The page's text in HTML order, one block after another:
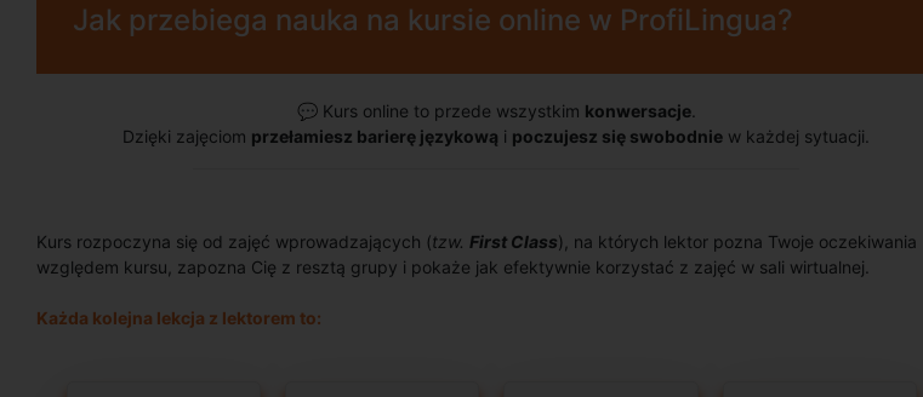
Jak przebiega nauka na kursie online w ProfiLingua?
💬 Kurs online to przede wszystkim konwersacje.
Dzięki zajęciom przełamiesz barierę językową i poczujesz się swobodnie w każdej sytuacji.
Kurs rozpoczyna się od zajęć wprowadzających (tzw. First Class), na których lektor pozna Twoje oczekiwania
względem kursu, zapozna Cię z resztą grupy i pokaże jak efektywnie korzystać z zajęć w sali wirtualnej.
Każda kolejna lekcja z lektorem to: